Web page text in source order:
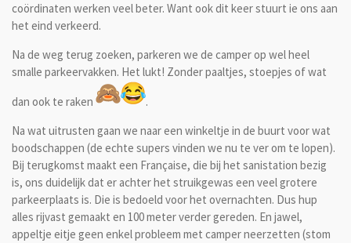
coördinaten werken veel beter. Want ook dit keer stuurt ie ons aan
het eind verkeerd.
Na de weg terug zoeken, parkeren we de camper op wel heel
smalle parkeervakken. Het lukt! Zonder paaltjes, stoepjes of wat
dan ook te raken
.
Na wat uitrusten gaan we naar een winkeltje in de buurt voor wat
boodschappen (de echte supers vinden we nu te ver om te lopen).
Bij terugkomst maakt een Française, die bij het sanistation bezig
is, ons duidelijk dat er achter het struikgewas een veel grotere
parkeerplaats is. Die is bedoeld voor het overnachten. Dus hup
alles rijvast gemaakt en 100 meter verder gereden. En jawel,
appeltje eitje geen enkel probleem met camper neerzetten (stom